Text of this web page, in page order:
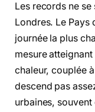
Les records ne
Londres. Le Pays
journée la plus
mesure atteignant
chaleur, couplée
descend pas
urbaines,